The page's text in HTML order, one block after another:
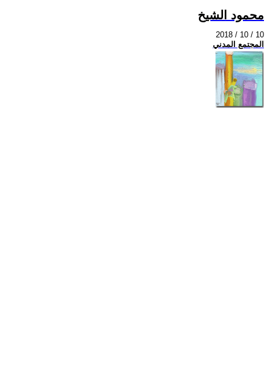
محمود الشيخ
2018 / 10 / 10
المجتمع المدني